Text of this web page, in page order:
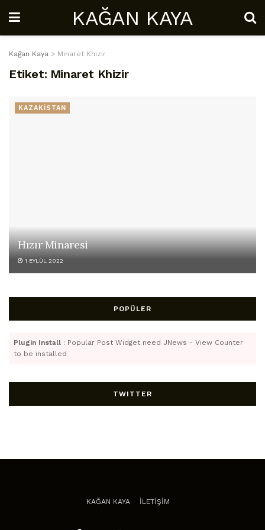
KAĞAN KAYA
Kağan Kaya > Minaret Khizir
Etiket: Minaret Khizir
KAZAKİSTAN
Hızır Minaresi
1 EYLÜL 2022
POPÜLER
Plugin Install : Popular Post Widget need JNews - View Counter
to be installed
TWITTER
KAĞAN KAYA İLETİŞİM